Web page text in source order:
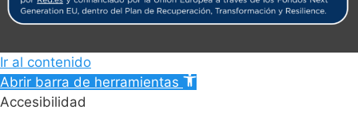
Ir al contenido
Abrir barra de herramientas
Accesibilidad